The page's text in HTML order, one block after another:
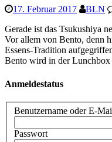
17. Februar 2017 BLN
Gerade ist das Tsukushiya
Vor allem von Bento, denn
Essens-Tradition
Bento wird in der Lunchbox
Anmeldestatus
Benutzername oder E-
Passwort